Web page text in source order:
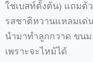
ใช่เบสท์ตั้งต้น) แถมด้
รสชาติหวานแหลมเด่
นำมาทำลูกกวาด ขน
เพราะจะไหม้ได้